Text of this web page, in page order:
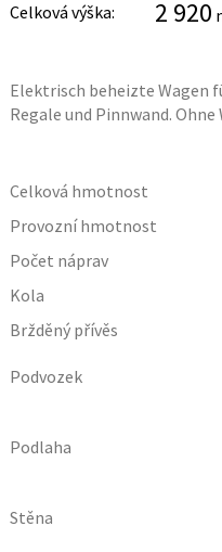
Celková výška:
2 920
Elektrisch beheizte Wagen
Regale und Pinnwand. Ohne
Celková hmotnost
Provozní hmotnost
Počet náprav
Kola
Bržděný přívěs
Podvozek
Podlaha
Stěna